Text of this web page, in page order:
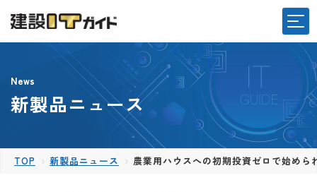
News
新製品ニュース
TOP 新製品ニュース 農業用ハウスへの初期投資ゼロで始め